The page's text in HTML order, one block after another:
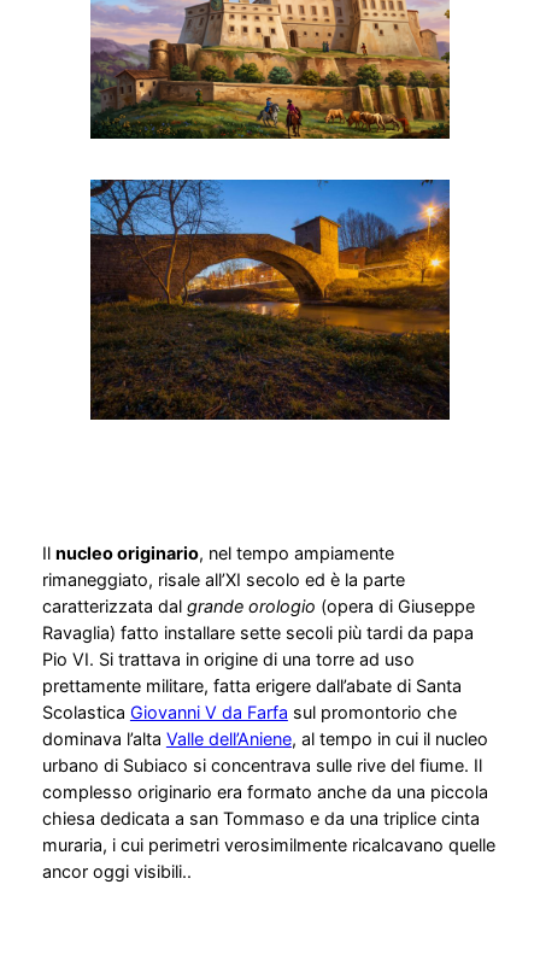
Il nucleo originario, nel tempo ampiamente
rimaneggiato, risale all’XI secolo ed è la parte
caratterizzata dal grande orologio (opera di Giuseppe
Ravaglia) fatto installare sette secoli più tardi da papa
Pio VI. Si trattava in origine di una torre ad uso
prettamente militare, fatta erigere dall’abate di Santa
Scolastica Giovanni V da Farfa sul promontorio che
dominava l’alta Valle dell’Aniene, al tempo in cui il nucleo
urbano di Subiaco si concentrava sulle rive del fiume. Il
complesso originario era formato anche da una piccola
chiesa dedicata a san Tommaso e da una triplice cinta
muraria, i cui perimetri verosimilmente ricalcavano quelle
ancor oggi visibili..